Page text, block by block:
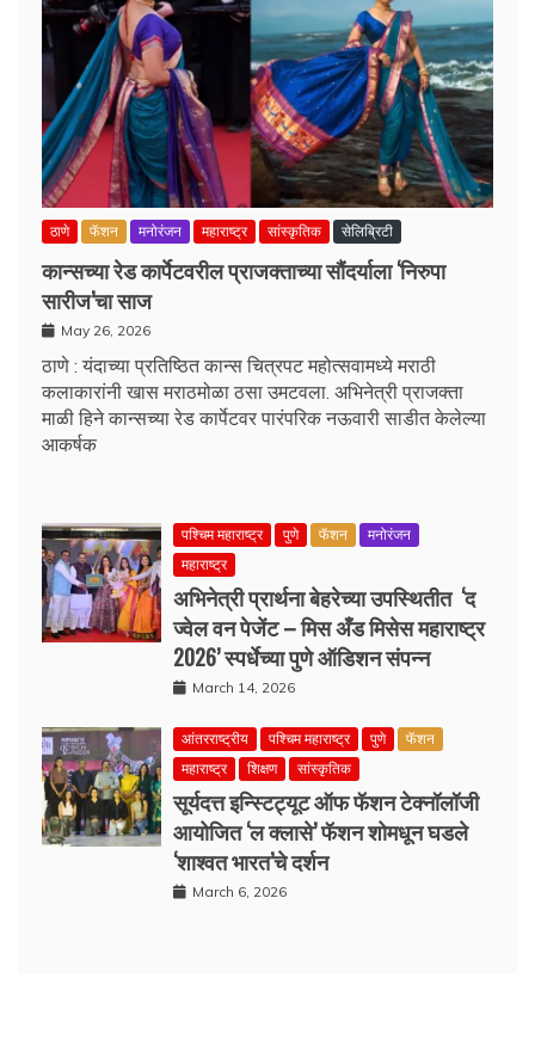
ठाणे फॅशन मनोरंजन महाराष्ट्र सांस्कृतिक सेलिब्रिटी
कान्सच्या रेड कार्पेटवरील प्राजक्ताच्या सौंदर्याला ‘निरुपा
सारीज’चा साज
May 26, 2026
ठाणे : यंदाच्या प्रतिष्ठित कान्स चित्रपट महोत्सवामध्ये मराठी
कलाकारांनी खास मराठमोळा ठसा उमटवला. अभिनेत्री प्राजक्ता
माळी हिने कान्सच्या रेड कार्पेटवर पारंपरिक नऊवारी साडीत केलेल्या
आकर्षक
पश्चिम महाराष्ट्र पुणे फॅशन
मनोरंजन
महाराष्ट्र
अभिनेत्री प्रार्थना बेहरेच्या उपस्थितीत ‘द
ज्वेल वन पेजेंट – मिस अँड मिसेस महाराष्ट्र
2026’ स्पर्धेच्या पुणे ऑडिशन संपन्न
March 14, 2026
आंतरराष्ट्रीय पश्चिम महाराष्ट्र पुणे
फॅशन
महाराष्ट्र
शिक्षण सांस्कृतिक
सूर्यदत्त इन्स्टिट्यूट ऑफ फॅशन टेक्नॉलॉजी
आयोजित ‘ल क्लासे’ फॅशन शोमधून घडले
‘शाश्वत भारत’चे दर्शन
March 6, 2026